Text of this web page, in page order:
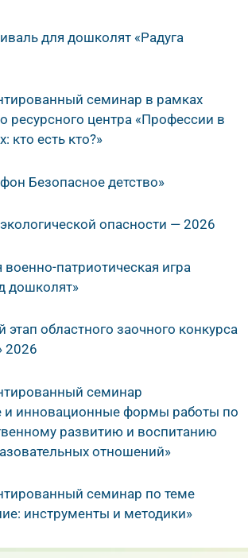
для дошколят «Радуга
семинар в рамках
ресурсного центра «Профессии в
кто есть кто?»
Безопасное детство»
опасности — 2026
патриотическая игра
дошколят»
областного заочного конкурса
2026
семинар
и инновационные формы работы по
развитию и воспитанию
отношений»
семинар по теме
инструменты и методики»